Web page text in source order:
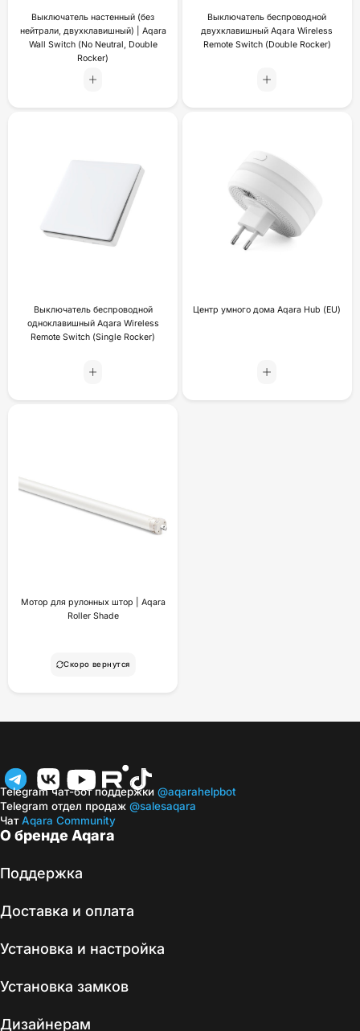
Выключатель настенный (без
нейтрали, двухклавишный) | Aqara
Wall Switch (No Neutral, Double
Rocker)
Выключатель беспроводной
двухклавишный Aqara Wireless
Remote Switch (Double Rocker)
Выключатель беспроводной
одноклавишный Aqara Wireless
Remote Switch (Single Rocker)
Центр умного дома Aqara Hub (EU)
Мотор для рулонных штор | Aqara
Roller Shade
Скоро вернутся
О бренде Aqara
Поддержка
Доставка и оплата
Установка и настройка
Установка замков
Дизайнерам
Telegram чат-бот поддержки @aqarahelpbot
Telegram отдел продаж @salesaqara
ЧатAqara Community